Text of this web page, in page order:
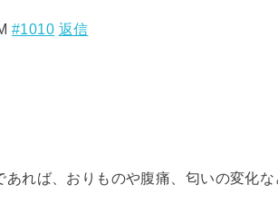
#1010 返信
あれば、おりものや腹痛、匂いの変化